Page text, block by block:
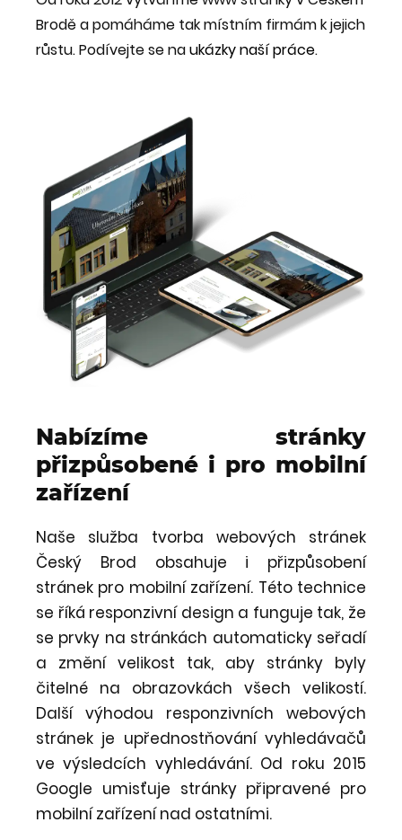
Brodě a pomáháme tak místním firmám k jejich
růstu. Podívejte se naukázky naší práce.
Nabízíme stránky
přizpůsobené i pro mobilní
zařízení
Naše služba tvorba webových stránek
Český Brod obsahuje i přizpůsobení
stránek pro mobilní zařízení. Této technice
se říká responzivní design a funguje tak, že
se prvky na stránkách automaticky seřadí
a změní velikost tak, aby stránky byly
čitelné na obrazovkách všech velikostí.
Další výhodou responzivních webových
stránek je upřednostňování vyhledávačů
ve výsledcích vyhledávání. Od roku 2015
Google umisťuje stránky připravené pro
mobilní zařízení nad ostatními.